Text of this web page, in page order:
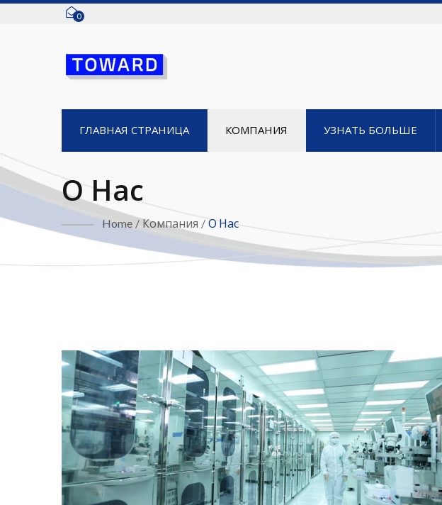
0
ГЛАВНАЯ СТРАНИЦА КОМПАНИЯ УЗНАТЬ БОЛЬШЕ
О Нас
Home / Компания / О Нас